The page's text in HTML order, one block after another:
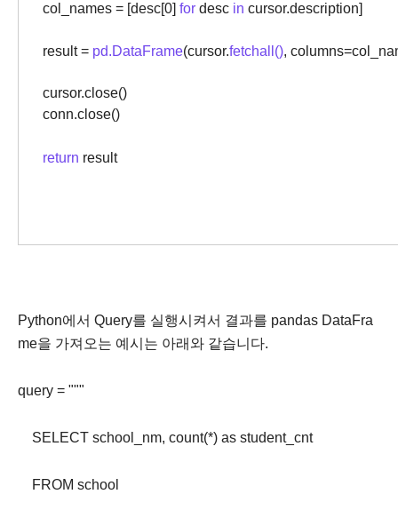
col_names = [desc[0] for desc in cursor.description]
result = pd.DataFrame(cursor.fetchall(),
cursor.close()
conn.close()
return result
Python에서 Query를 실행시켜서 결과를 pandas DataFra
me을 가져오는 예시는 아래와 같습니다.
query = """
SELECT school_nm, count(*) as student_cnt
FROM school